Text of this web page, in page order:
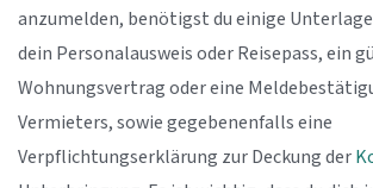
anzumelden, benötigst du einige
dein Personalausweis oder Reisepass, ein
Wohnungsvertrag oder eine
Vermieters, sowie gegebenenfalls eine
Verpflichtungserklärung zur Deckung der